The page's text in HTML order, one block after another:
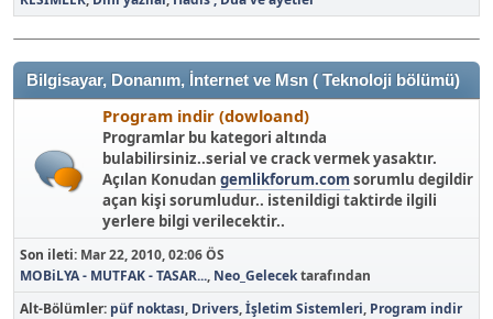
Bilgisayar, Donanım, İnternet ve Msn ( Teknoloji bölümü)
Program indir (dowloand)
Programlar bu kategori altında
bulabilirsiniz..serial ve crack vermek yasaktır.
Açılan Konudan gemlikforum.com sorumlu degildir
açan kişi sorumludur.. istenildigi taktirde ilgili
yerlere bilgi verilecektir..
Son ileti: Mar 22, 2010, 02:06 ÖS
MOBiLYA - MUTFAK - TASAR..., Neo_Gelecektarafından
Alt-Bölümler püf noktası Drivers İşletim Sistemleri Program indir